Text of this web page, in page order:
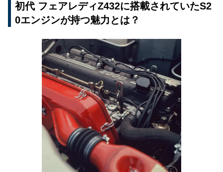
初代 フェアレディZ432に搭載されていたS2
0エンジンが持つ魅力とは？